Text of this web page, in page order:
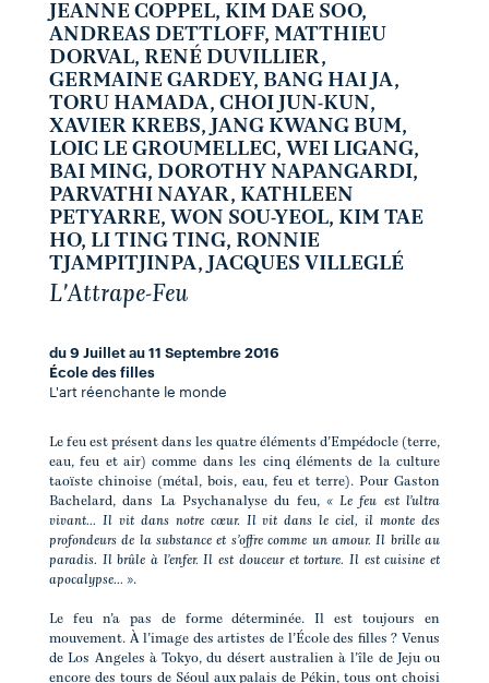
JEANNE COPPEL, KIM DAE SOO,
ANDREAS DETTLOFF, MATTHIEU
DORVAL, RENÉ DUVILLIER,
GERMAINE GARDEY, BANG HAI JA,
TORU HAMADA, CHOI JUN-KUN,
XAVIER KREBS, JANG KWANG BUM,
LOIC LE GROUMELLEC, WEI LIGANG,
BAI MING, DOROTHY NAPANGARDI,
PARVATHI NAYAR, KATHLEEN
PETYARRE, WON SOU-YEOL, KIM TAE
HO, LI TING TING, RONNIE
TJAMPITJINPA, JACQUES VILLEGLÉ
L'Attrape-Feu
du 9 Juillet au 11 Septembre 2016
École des filles
L'art réenchante le monde
Le feu est présent dans les quatre éléments d’Empédocle (terre,
eau, feu et air) comme dans les cinq éléments de la culture
taoïste chinoise (métal, bois, eau, feu et terre). Pour Gaston
Bachelard, dans La Psychanalyse du feu, « Le feu est l’ultra
vivant... Il vit dans notre cœur. Il vit dans le ciel, il monte des
profondeurs de la substance et s’offre comme un amour. Il brille au
paradis. Il brûle à l’enfer. Il est douceur et torture. Il est cuisine et
apocalypse... ».
Le feu n’a pas de forme déterminée. Il est toujours en
mouvement. À l’image des artistes de l’École des filles ? Venus
de Los Angeles à Tokyo, du désert australien à l’île de Jeju ou
encore des tours de Séoul aux palais de Pékin, tous ont choisi